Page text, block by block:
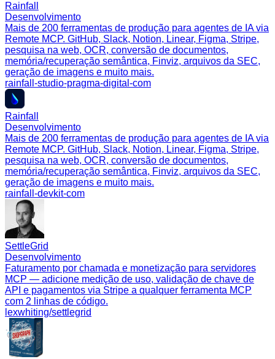
Rainfall
Desenvolvimento
Mais de 200 ferramentas de produção para agentes de IA via
Remote MCP. GitHub, Slack, Notion, Linear, Figma, Stripe,
pesquisa na web, OCR, conversão de documentos,
memória/recuperação semântica, Finviz, arquivos da SEC,
geração de imagens e muito mais.
rainfall-studio-pragma-digital-com
Rainfall
Desenvolvimento
Mais de 200 ferramentas de produção para agentes de IA via
Remote MCP. GitHub, Slack, Notion, Linear, Figma, Stripe,
pesquisa na web, OCR, conversão de documentos,
memória/recuperação semântica, Finviz, arquivos da SEC,
geração de imagens e muito mais.
rainfall-devkit-com
SettleGrid
Desenvolvimento
Faturamento por chamada e monetização para servidores
MCP — adicione medição de uso, validação de chave de
API e pagamentos via Stripe a qualquer ferramenta MCP
com 2 linhas de código.
lexwhiting/settlegrid